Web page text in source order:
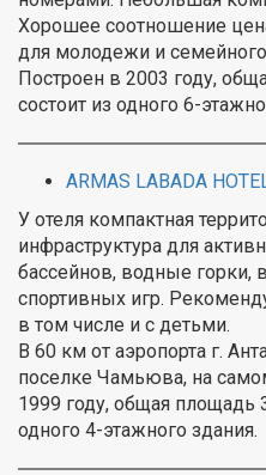
Хорошее соотношение
для молодежи и
Построен в 2003 году,
состоит из одного 6-
ARMAS LABADA
У отеля компактная
инфраструктура для
бассейнов, водные горки,
спортивных игр.
в том числе и с детьми.
В 60 км от аэропорта г.
поселке Чамьюва, на
1999 году, oбщая площадь
одного 4-этажного здания.